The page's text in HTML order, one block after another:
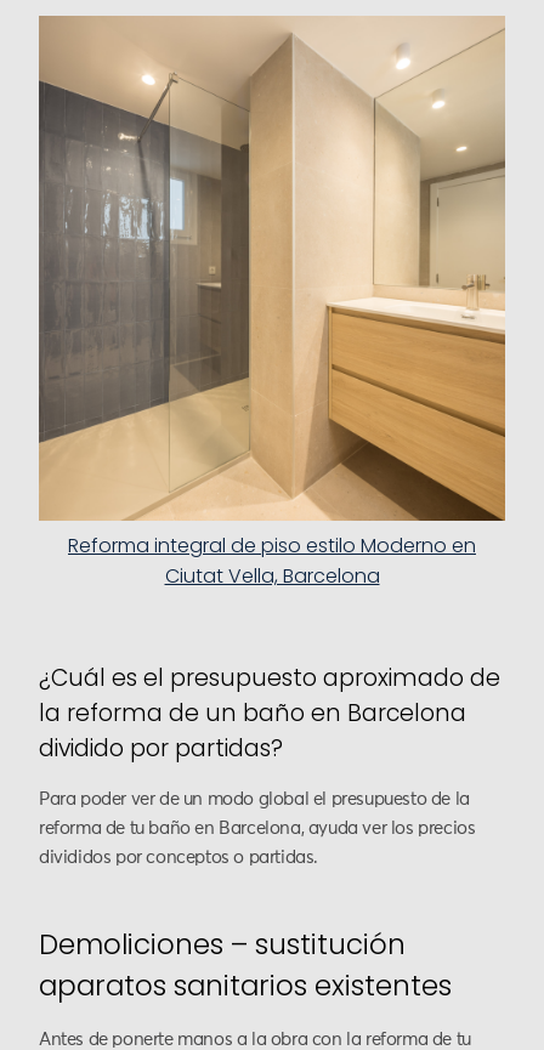
Reforma integral de piso estilo Moderno en
Ciutat Vella, Barcelona
¿Cuál es el presupuesto aproximado de
la reforma de un baño en Barcelona
dividido por partidas?
Para poder ver de un modo global el presupuesto de la
reforma de tu baño en Barcelona, ayuda ver los precios
divididos por conceptos o partidas.
Demoliciones – sustitución
aparatos sanitarios existentes
Antes de ponerte manos a la obra con la reforma de tu